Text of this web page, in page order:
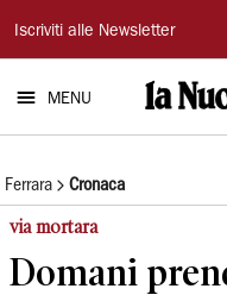
La
Nuova
Ferrara
Iscriviti alle Newsletter
MENU
Ferrara Cronaca
via mortara
Domani